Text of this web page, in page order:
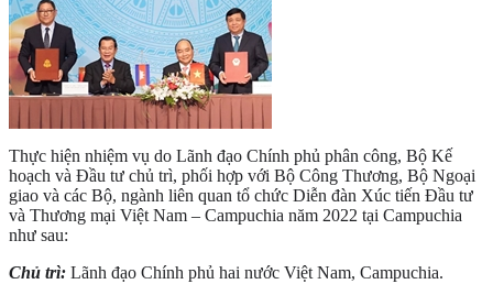
Thực hiện nhiệm vụ do Lãnh đạo Chính phủ phân công, Bộ Kế
hoạch và Đầu tư chủ trì, phối hợp với Bộ Công Thương, Bộ Ngoại
giao và các Bộ, ngành liên quan tổ chức Diễn đàn Xúc tiến Đầu tư
và Thương mại Việt Nam – Campuchia năm 2022 tại Campuchia
như sau:
Chủ trì: Lãnh đạo Chính phủ hai nước Việt Nam, Campuchia.